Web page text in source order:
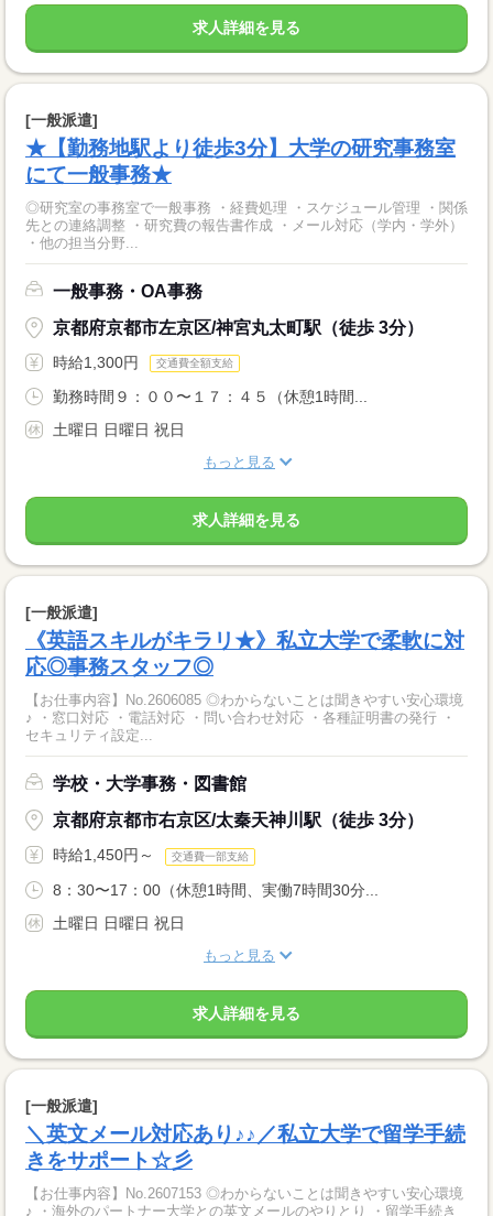
求人詳細を見る
[一般派遣]
★【勤務地駅より徒歩3分】大学の研究事務室
にて一般事務★
◎研究室の事務室で一般事務 ・経費処理 ・スケジュール管理 ・関係
先との連絡調整 ・研究費の報告書作成 ・メール対応（学内・学外）
・他の担当分野...
一般事務・OA事務
京都府京都市左京区/神宮丸太町駅（徒歩 3分）
時給1,300円 交通費全額支給
勤務時間９：００〜１７：４５（休憩1時間...
土曜日 日曜日 祝日
もっと見る
求人詳細を見る
[一般派遣]
《英語スキルがキラリ★》私立大学で柔軟に対
応◎事務スタッフ◎
【お仕事内容】No.2606085 ◎わからないことは聞きやすい安心環境
♪ ・窓口対応 ・電話対応 ・問い合わせ対応 ・各種証明書の発行 ・
セキュリティ設定...
学校・大学事務・図書館
京都府京都市右京区/太秦天神川駅（徒歩 3分）
時給1,450円～ 交通費一部支給
8：30〜17：00（休憩1時間、実働7時間30分...
土曜日 日曜日 祝日
もっと見る
求人詳細を見る
[一般派遣]
＼英文メール対応あり♪♪／私立大学で留学手続
きをサポート☆彡
【お仕事内容】No.2607153 ◎わからないことは聞きやすい安心環境
♪ ・海外のパートナー大学との英文メールのやりとり ・留学手続き